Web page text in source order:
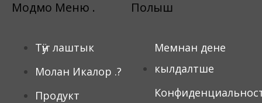
Модмо Меню .
Тӱҥ лаштык
Молан Икалор .?
Продукт
Полыш
Мемнан дене
кылдалтше